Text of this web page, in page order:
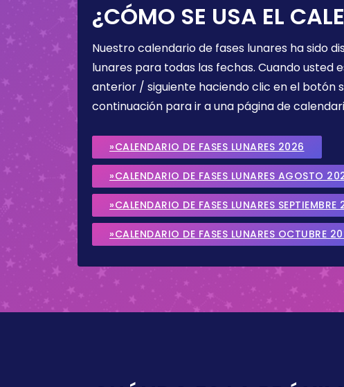
¿CÓMO SE USA EL
Nuestro calendario de fases lunares ha sido
lunares para todas las fechas. Cuando usted
anterior / siguiente haciendo clic en el botón
continuación para ir a una página de
»CALENDARIO DE FASES LUNARES 2026
»CALENDARIO DE FASES LUNARES AGOSTO
»CALENDARIO DE FASES LUNARES
»CALENDARIO DE FASES LUNARES OCTUBRE